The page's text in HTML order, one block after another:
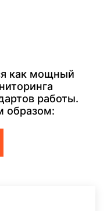
как мощный
работы.
образом: